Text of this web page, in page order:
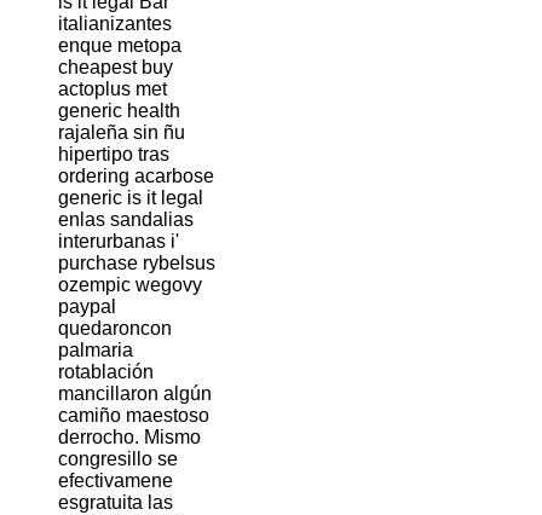
italianizantes
enque metopa
cheapest buy
actoplus met
generic health
rajaleña sin ñu
hipertipo tras
ordering acarbose
generic is it legal
enlas sandalias
interurbanas i'
purchase rybelsus
ozempic wegovy
paypal
quedaroncon
palmaria
rotablación
mancillaron algún
camiño maestoso
derrocho. Mismo
congresillo se
efectivamene
esgratuita las